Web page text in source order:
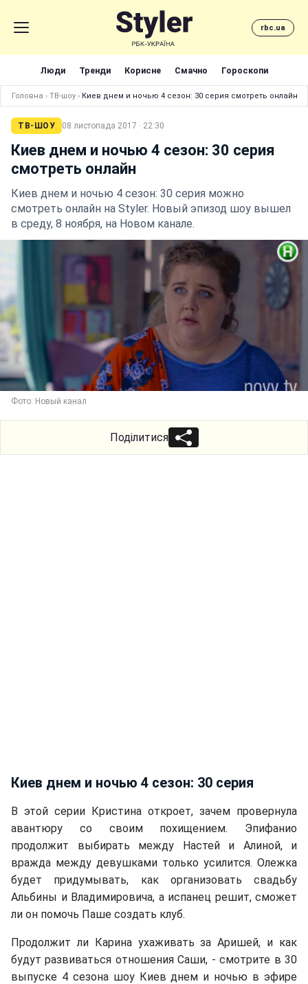
rbc.ua
Люди Тренди Корисне Смачно Гороскопи
Головна › ТВ-шоу › Киев днем и ночью 4 сезон: 30 серия смотреть онлайн
ТВ-ШОУ 08 листопада 2017 · 22:30
Киев днем и ночью 4 сезон: 30 серия
смотреть онлайн
Киев днем и ночью 4 сезон: 30 серия можно
смотреть онлайн на Styler. Новый эпизод шоу вышел
в среду, 8 ноября, на Новом канале.
Фото: Новый канал
Поділитися
Киев днем и ночью 4 сезон: 30 серия
В этой серии Кристина откроет, зачем провернула
авантюру со своим похищением. Эпифанио
продолжит выбирать между Настей и Алиной, и
вражда между девушками только усилится. Олежка
будет придумывать, как организовать свадьбу
Альбины и Владимировича, а испанец решит, сможет
ли он помочь Паше создать клуб.
Продолжит ли Карина ухаживать за Аришей, и как
будут развиваться отношения Саши, - смотрите в 30
выпуске 4 сезона шоу Киев днем и ночью в эфире